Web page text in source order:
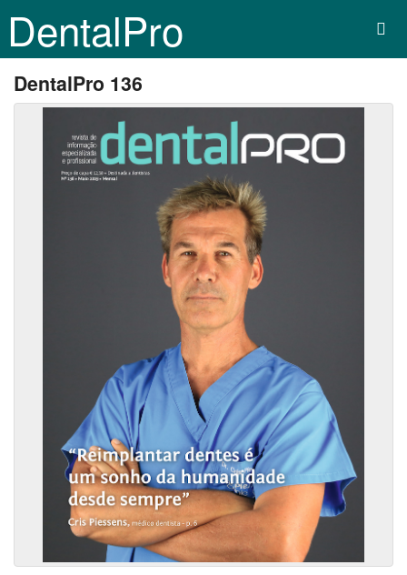
DentalPro
DentalPro 136